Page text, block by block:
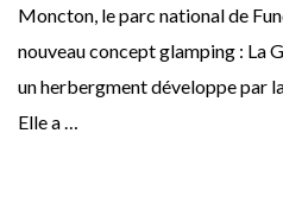
Moncton, le parc national de
nouveau concept glamping : La
un herbergment développe par
Elle a …